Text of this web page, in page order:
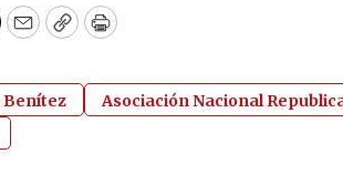
EmailCopyPrint
Benítez Asociación Nacional